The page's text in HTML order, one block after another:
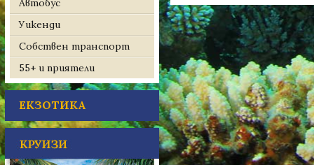
Автобус
Уикенди
Собствен транспорт
55+ и приятели
ЕКЗОТИКА